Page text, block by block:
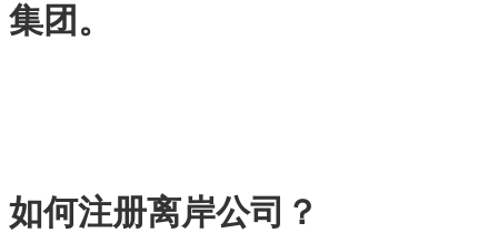
集团。
如何注册离岸公司？